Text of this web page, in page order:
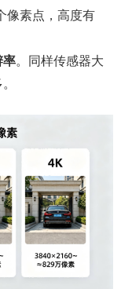
像素点，高度有
率。同样传感器大